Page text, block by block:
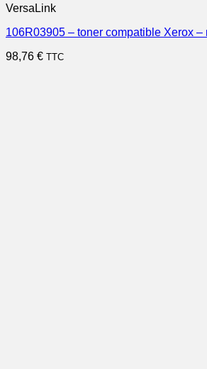
VersaLink
106R03905 – toner compatible Xerox –
98,76 € TTC